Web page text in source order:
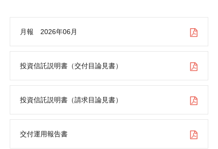
月報 2026年06月
投資信託説明書（交付目論見書）
投資信託説明書（請求目論見書）
交付運用報告書